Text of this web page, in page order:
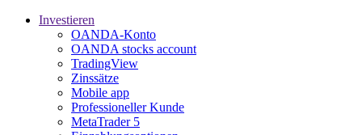
Investieren
OANDA-Konto
OANDA stocks account
TradingView
Zinssätze
Mobile app
Professioneller Kunde
MetaTrader 5